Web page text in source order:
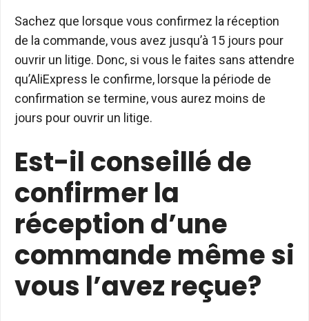
Sachez que lorsque vous confirmez la réception
de la commande, vous avez jusqu’à 15 jours pour
ouvrir un litige. Donc, si vous le faites sans attendre
qu’AliExpress le confirme, lorsque la période de
confirmation se termine, vous aurez moins de
jours pour ouvrir un litige.
Est-il conseillé de
confirmer la
réception d’une
commande même si
vous l’avez reçue?